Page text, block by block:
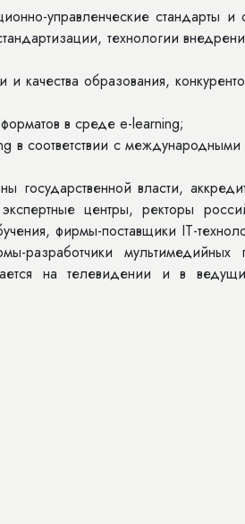
управленческие стандарты и
технологии
образования,
в среде e-learning;
с международными
власти,
центры, ректоры
фирмы-поставщики IT-
разработчики мультимедийных
на телевидении и в